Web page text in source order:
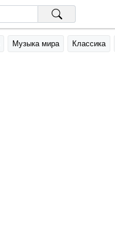
Музыка мира Классика